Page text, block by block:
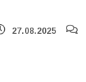
27.08.2025